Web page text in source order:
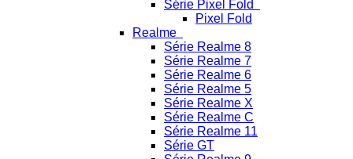
Série Pixel Fold
Pixel Fold
Realme
Série Realme 8
Série Realme 7
Série Realme 6
Série Realme 5
Série Realme X
Série Realme C
Série Realme 11
Série GT